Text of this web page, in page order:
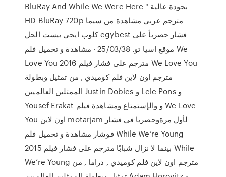
BluRay And While We Were Here " بجودة عالية
HD BluRay 720p مترجم عربي مشاهدة من سيما
كلوب ايجي بيست الحل egybest فشار حصرياً على
موقع اسيا تو. 25/03/38 · مشاهدة و تحميل فلم We
Love You 2016 مترجم على فشار فيلم We Love You
مترجم اون لاين فلم كوميدي , من تمثيل وبطولة
الممثلين العالميين Justin Dobies و Lele Pons و
Yousef Erakat و والإستمتاع ومشاهدة فيلم We Love
You اون لاين motarjam لأول مرةوحصريا في فشار
فوشار مشاهدة و تحميل فلم While We’re Young
2015 بينما لا نزال شبابًا مترجم على فشار فيلم While
We’re Young مترجم اون لاين فلم كوميدي , دراما , من